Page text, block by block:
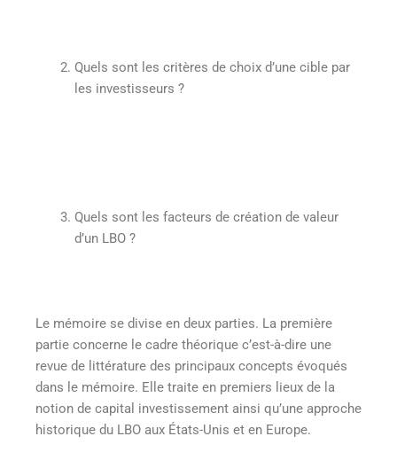
Quels sont les critères de choix d’une cible par
les investisseurs ?
Quels sont les facteurs de création de valeur
d’un LBO ?
Le mémoire se divise en deux parties. La première
partie concerne le cadre théorique c’est-à-dire une
revue de littérature des principaux concepts évoqués
dans le mémoire. Elle traite en premiers lieux de la
notion de capital investissement ainsi qu’une approche
historique du LBO aux États-Unis et en Europe.